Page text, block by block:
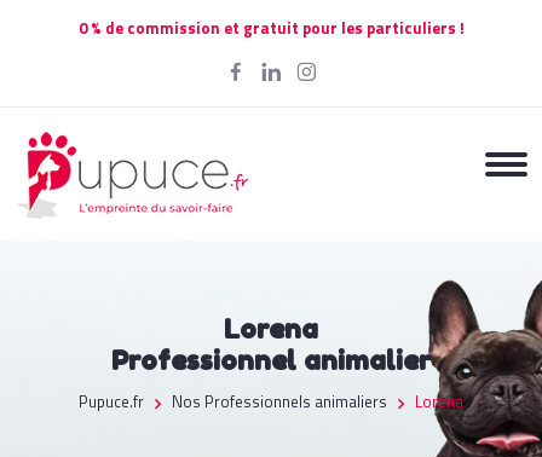
0 % de commission et gratuit pour les particuliers !
Lorena
Professionnel animalier
Pupuce.fr Nos Professionnels animaliers Lorena